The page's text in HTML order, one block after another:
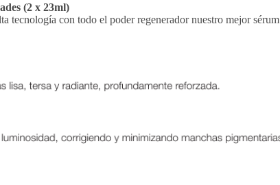
(2 x 23ml)
tecnología con todo el poder regenerador nuestro mejor sérum